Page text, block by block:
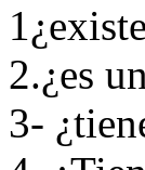
2.¿es
3-